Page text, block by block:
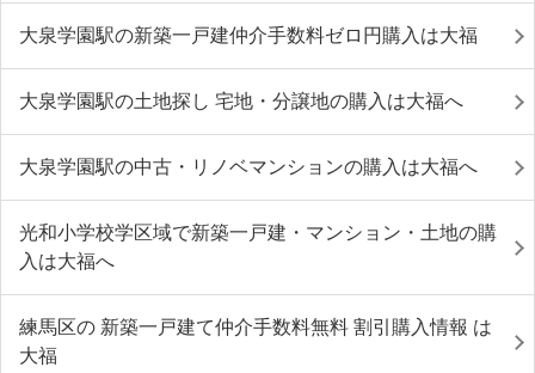
大泉学園駅の新築一戸建仲介手数料ゼロ円購入は大福
大泉学園駅の土地探し 宅地・分譲地の購入は大福へ
大泉学園駅の中古・リノベマンションの購入は大福へ
光和小学校学区域で新築一戸建・マンション・土地の購
入は大福へ
練馬区の 新築一戸建て仲介手数料無料 割引購入情報 は
大福